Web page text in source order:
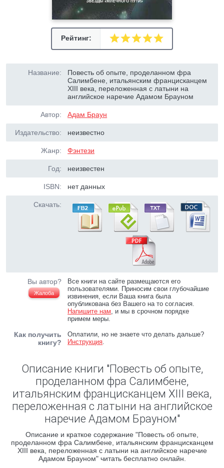
Рейтинг:
Название:
Повесть об опыте, проделанном фра
Салимбене, итальянским францисканцем
XIII века, переложенная с латыни на
английское наречие Адамом Брауном
Автор: Адам Браун
Издательство: неизвестно
Жанр: Фэнтези
Год: неизвестен
ISBN: нет данных
Скачать:
Вы автор?
Жалоба
Все книги на сайте размещаются его
пользователями. Приносим свои глубочайшие
извинения, если Ваша книга была
опубликована без Вашего на то согласия.
Напишите нам, и мы в срочном порядке
примем меры.
Как получить
книгу?
Оплатили, но не знаете что делать дальше?
Инструкция.
Описание книги "Повесть об опыте,
проделанном фра Салимбене,
итальянским францисканцем XIII века,
переложенная с латыни на английское
наречие Адамом Брауном"
Описание и краткое содержание "Повесть об опыте,
проделанном фра Салимбене, итальянским францисканцем
XIII века, переложенная с латыни на английское наречие
Адамом Брауном" читать бесплатно онлайн.